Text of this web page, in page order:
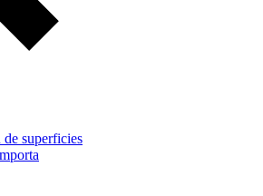
superficies